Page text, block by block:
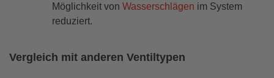
Möglichkeit von Wasserschlägen im System
reduziert.
Vergleich mit anderen Ventiltypen